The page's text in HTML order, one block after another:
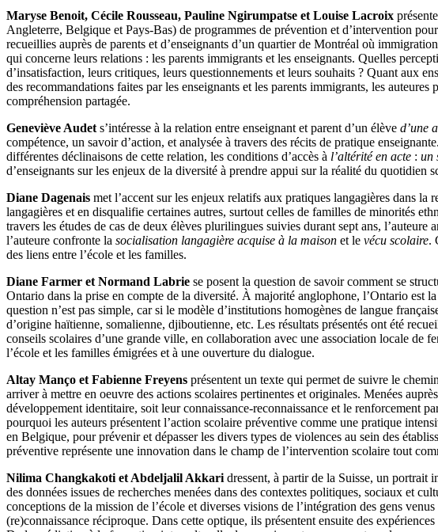
Maryse Benoit, Cécile Rousseau, Pauline Ngirumpatse et Louise Lacroix
Angleterre, Belgique et Pays-Bas) de programmes de prévention et d’intervention
recueillies auprès de parents et d’enseignants d’un quartier de Montréal où
qui concerne leurs relations : les parents immigrants et les enseignants. Quelles
d’insatisfaction, leurs critiques, leurs questionnements et leurs souhaits ? Quant aux
des recommandations faites par les enseignants et les parents immigrants, les
compréhension partagée.
Geneviève Audet s’intéresse à la relation entre enseignant et parent d’un élève d’une
compétence, un savoir d’action, et analysée à travers des récits de pratique
différentes déclinaisons de cette relation, les conditions d’accès à l’altérité en acte : un
d’enseignants sur les enjeux de la diversité à prendre appui sur la réalité du quotidien
Diane Dagenais met l’accent sur les enjeux relatifs aux pratiques langagières dans
langagières et en disqualifie certaines autres, surtout celles de familles de minorités
travers les études de cas de deux élèves plurilingues suivies durant sept ans,
l’auteure confronte la socialisation langagière acquise à la maison et le vécu scolaire.
des liens entre l’école et les familles.
Diane Farmer et Normand Labrie se posent la question de savoir comment se
Ontario dans la prise en compte de la diversité. À majorité anglophone, l’Ontario est
question n’est pas simple, car si le modèle d’institutions homogènes de langue
d’origine haïtienne, somalienne, djiboutienne, etc. Les résultats présentés ont été
conseils scolaires d’une grande ville, en collaboration avec une association locale de
l’école et les familles émigrées et à une ouverture du dialogue.
Altay Manço et Fabienne Freyens présentent un texte qui permet de suivre le
arriver à mettre en oeuvre des actions scolaires pertinentes et originales. Menées
développement identitaire, soit leur connaissance-reconnaissance et le renforcement
pourquoi les auteurs présentent l’action scolaire préventive comme une pratique
en Belgique, pour prévenir et dépasser les divers types de violences au sein des
préventive représente une innovation dans le champ de l’intervention scolaire tout
Nilima Changkakoti et Abdeljalil Akkari dressent, à partir de la Suisse, un portrait
des données issues de recherches menées dans des contextes politiques, sociaux et
conceptions de la mission de l’école et diverses visions de l’intégration des gens
(re)connaissance réciproque. Dans cette optique, ils présentent ensuite des